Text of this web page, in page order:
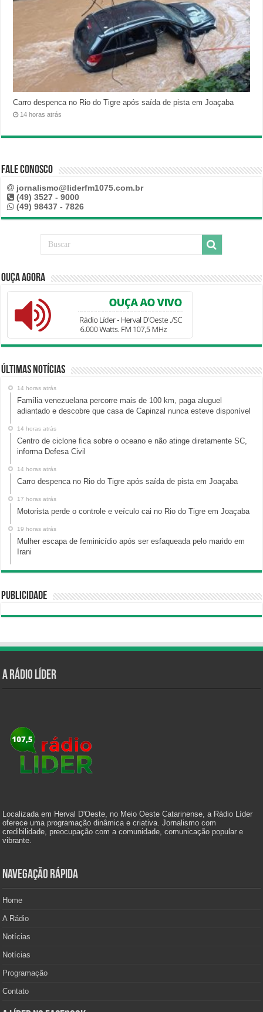
Carro despenca no Rio do Tigre após saída de pista em Joaçaba
14 horas atrás
Fale Conosco
jornalismo@liderfm1075.com.br
(49) 3527 - 9000
(49) 98437 - 7826
Ouça Agora
Últimas Notícias
14 horas atrás
Família venezuelana percorre mais de 100 km, paga aluguel
adiantado e descobre que casa de Capinzal nunca esteve disponível
14 horas atrás
Centro de ciclone fica sobre o oceano e não atinge diretamente SC,
informa Defesa Civil
14 horas atrás
Carro despenca no Rio do Tigre após saída de pista em Joaçaba
17 horas atrás
Motorista perde o controle e veículo cai no Rio do Tigre em Joaçaba
19 horas atrás
Mulher escapa de feminicídio após ser esfaqueada pelo marido em
Irani
Publicidade
A Rádio Líder
Localizada em Herval D'Oeste, no Meio Oeste Catarinense, a Rádio Líder
oferece uma programação dinâmica e criativa. Jornalismo com
credibilidade, preocupação com a comunidade, comunicação popular e
vibrante.
Navegação Rápida
Home
A Rádio
Notícias
Notícias
Programação
Contato